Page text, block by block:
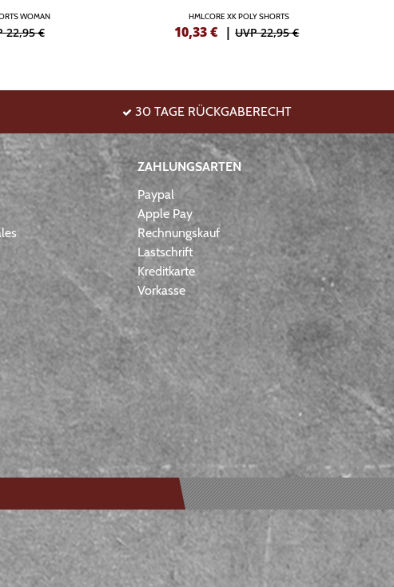
WOMAN
22,95 €
HMLCORE XK POLY SHORTS
10,33€ |UVP 22,95 €
30 TAGE RÜCKGABERECHT
ZAHLUNGSARTEN
Paypal
Apple Pay
Rechnungskauf
Lastschrift
Kreditkarte
Vorkasse